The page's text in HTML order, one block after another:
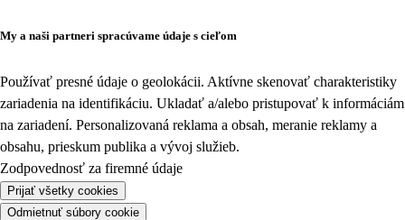
My a naši partneri spracúvame údaje s cieľom
Používať presné údaje o geolokácii. Aktívne skenovať charakteristiky
zariadenia na identifikáciu. Ukladať a/alebo pristupovať k informáciám
na zariadení. Personalizovaná reklama a obsah, meranie reklamy a
obsahu, prieskum publika a vývoj služieb.
Zodpovednosť za firemné údaje
Prijať všetky cookies
Odmietnuť súbory cookie